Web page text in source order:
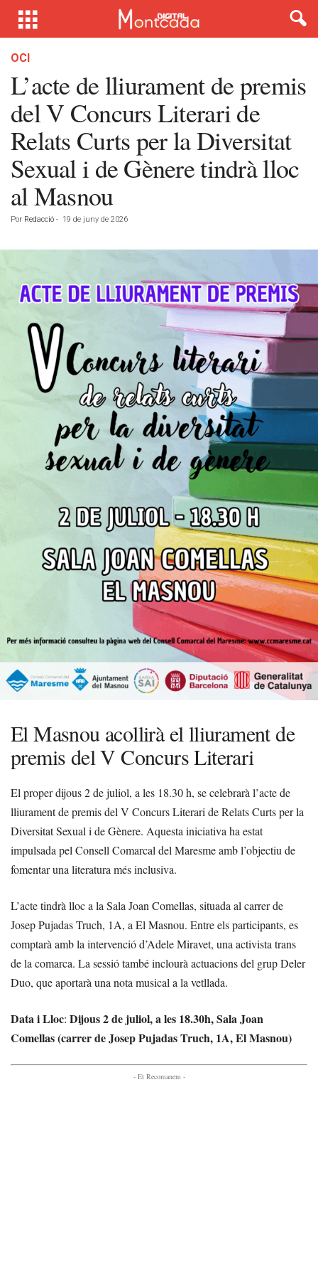
OCI
L’acte de lliurament de premis
del V Concurs Literari de
Relats Curts per la Diversitat
Sexual i de Gènere tindrà lloc
al Masnou
Por Redacció - 19 de juny de 2026
El Masnou acollirà el lliurament de
premis del V Concurs Literari
El proper dijous 2 de juliol, a les 18.30 h, se celebrarà l’acte de
lliurament de premis del V Concurs Literari de Relats Curts per la
Diversitat Sexual i de Gènere. Aquesta iniciativa ha estat
impulsada pel Consell Comarcal del Maresme amb l’objectiu de
fomentar una literatura més inclusiva.
L’acte tindrà lloc a la Sala Joan Comellas, situada al carrer de
Josep Pujadas Truch, 1A, a El Masnou. Entre els participants, es
comptarà amb la intervenció d’Adele Miravet, una activista trans
de la comarca. La sessió també inclourà actuacions del grup Deler
Duo, que aportarà una nota musical a la vetllada.
Data i Lloc: Dijous 2 de juliol, a les 18.30h, Sala Joan
Comellas (carrer de Josep Pujadas Truch, 1A, El Masnou)
- Et Recomanem -